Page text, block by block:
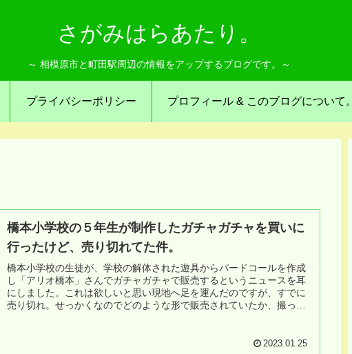
さがみはらあたり。
～ 相模原市と町田駅周辺の情報をアップするブログです。～
プライバシーポリシー プロフィール & このブログについて。
橋本小学校の５年生が制作したガチャガチャを買いに
行ったけど、売り切れてた件。
橋本小学校の生徒が、学校の解体された遊具からバードコールを作成
し「アリオ橋本」さんでガチャガチャで販売するというニュースを耳
にしました。これは欲しいと思い現地へ足を運んだのですが、すでに
売り切れ。せっかくなのでどのような形で販売されていたか、撮った
2023.01.25